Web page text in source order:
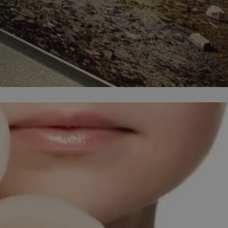
sesji.
sesji.
sesji.
ludzi i
internetowej,
ważnych raportów
internetowej.
identyfikatora
obsługuje
optymalizacji
lub reklamy.
o zgodzie
dotyczących
z witryny.
prywatności
przestrzeganie